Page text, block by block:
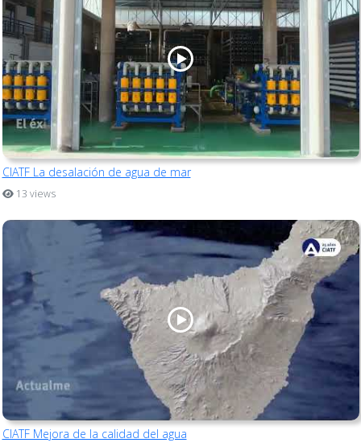
CIATF La desalación de agua de mar
13 views
CIATF Mejora de la calidad del agua